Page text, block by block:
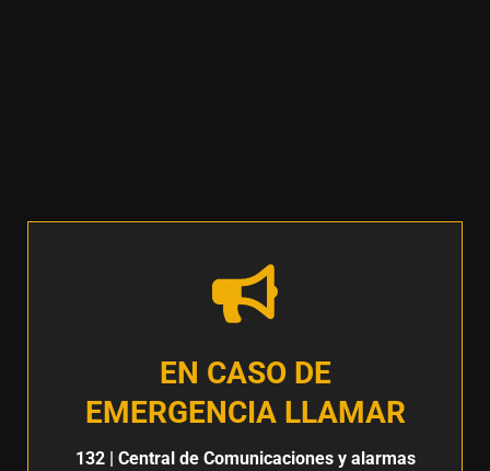
EN CASO DE
EMERGENCIA LLAMAR
132| Central de Comunicaciones y alarmas